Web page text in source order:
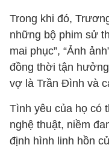
Trong khi đó,
những bộ phim sử
mai phục”, “Ảnh
đồng thời tận
vợ là Trần Đình và
Tình yêu của họ có
nghệ thuật, niềm
định hình linh hồn